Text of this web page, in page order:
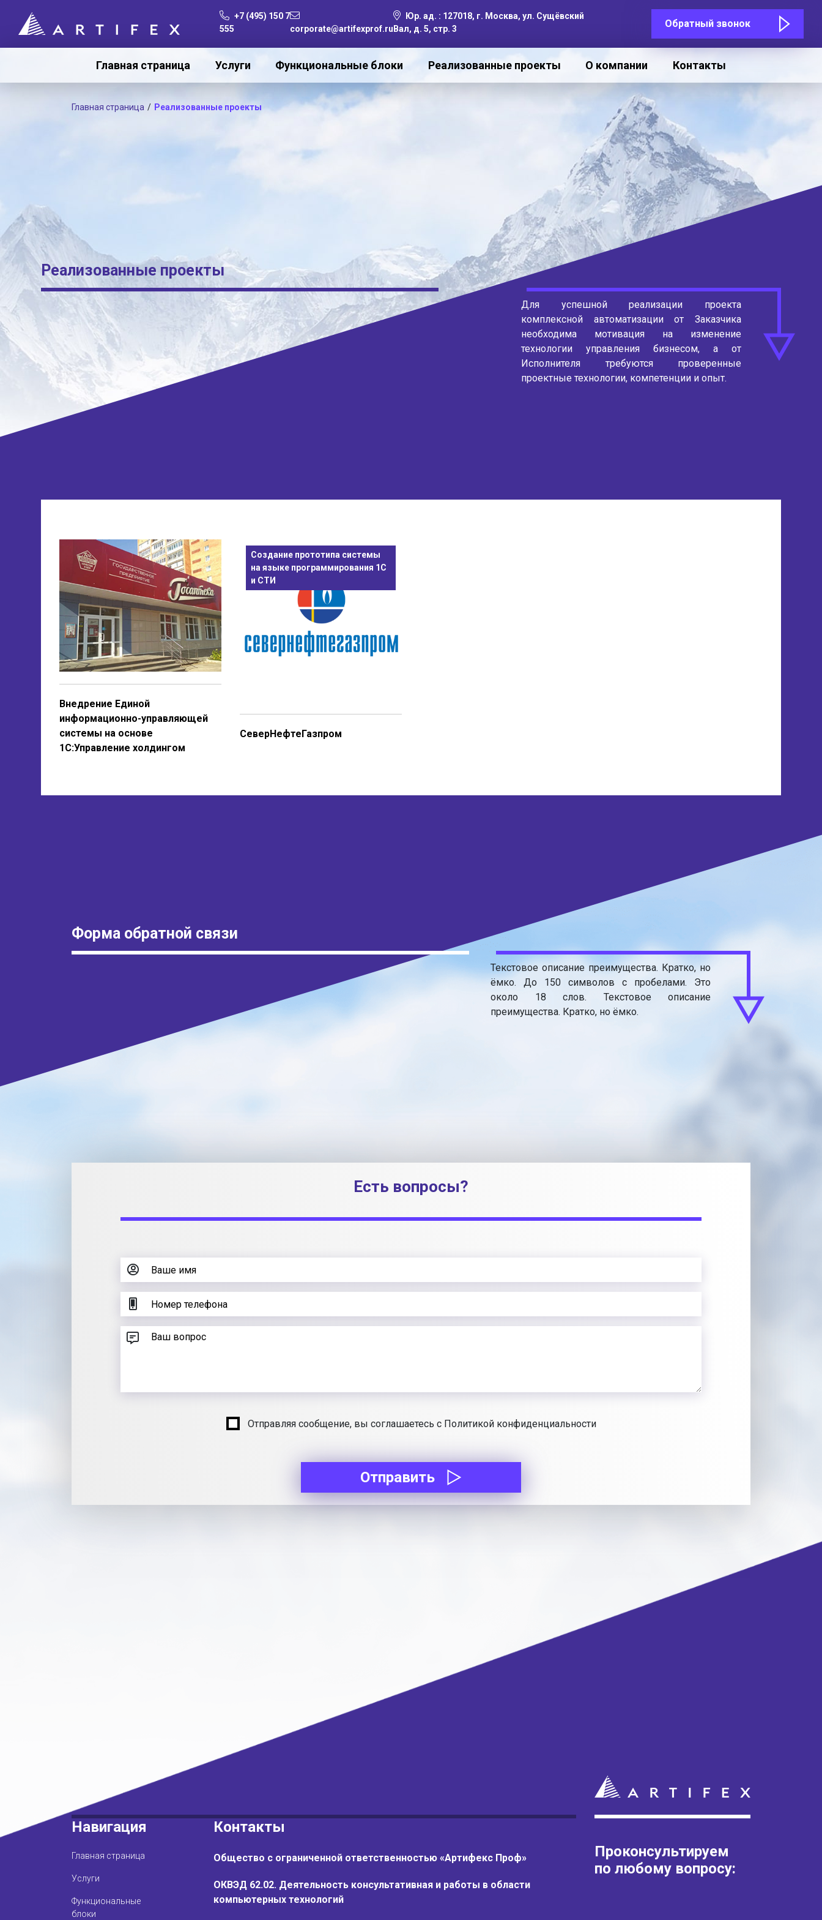
+7 (495) 150 7
555
corporate@artifexprof.ru
Юр. ад. : 127018, г. Москва, ул. Сущёвский
Вал, д. 5, стр. 3
Обратный звонок
Главная страница Услуги Функциональные блоки Реализованные проекты О компании Контакты
Главная страница Реализованные проекты
Реализованные проекты
Для успешной реализации проекта
комплексной автоматизации от Заказчика
необходима мотивация на изменение
технологии управления бизнесом, а от
Исполнителя требуются проверенные
проектные технологии, компетенции и опыт.
Внедрение Единой
информационно-управляющей
системы на основе
1С:Управление холдингом
Создание прототипа системы
на языке программирования 1С
и СТИ
СеверНефтеГазпром
Форма обратной связи
Текстовое описание преимущества. Кратко, но
ёмко. До 150 символов с пробелами. Это
около 18 слов. Текстовое описание
преимущества. Кратко, но ёмко.
Есть вопросы?
Отправляя сообщение, вы соглашаетесь с Политикой конфиденциальности
Отправить
Навигация
Главная страница
Услуги
Функциональные
блоки
Контакты
Общество с ограниченной ответственностью «Артифекс Проф»
ОКВЭД 62.02. Деятельность консультативная и работы в области
компьютерных технологий
Проконсультируем
по любому вопросу: